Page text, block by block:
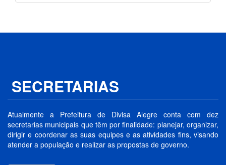
SECRETARIAS
Atualmente a Prefeitura de Divisa Alegre conta com dez
secretarias municipais que têm por finalidade: planejar, organizar,
dirigir e coordenar as suas equipes e as atividades fins, visando
atender a população e realizar as propostas de governo.